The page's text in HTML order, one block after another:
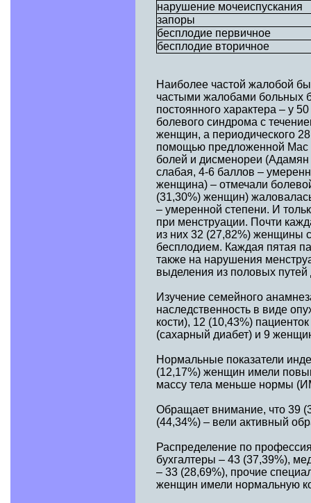
нарушение мочеиспускания
запоры
бесплодие первичное
бесплодие вторичное
Наиболее частой жалобой
частыми жалобами больных
постоянного характера – у
болевого синдрома с
женщин, а периодического
помощью предложенной Мас
болей и дисменореи (Адамян
слабая, 4-6 баллов –
женщина) – отмечали
(31,30%) женщин)
– умеренной степени. И
при менструации. Почти
из них 32 (27,82%) женщины
бесплодием. Каждая пятая
также на нарушения
выделения из половых
Изучение семейного
наследственность в виде
кости), 12 (10,43%)
(сахарный диабет) и 9
Нормальные показатели
(12,17%) женщин имели
массу тела меньше нормы
Обращает внимание, что 39
(44,34%) – вели активный
Распределение по
бухгалтеры – 43 (37,39%),
– 33 (28,69%), прочие
женщин имели нормальную